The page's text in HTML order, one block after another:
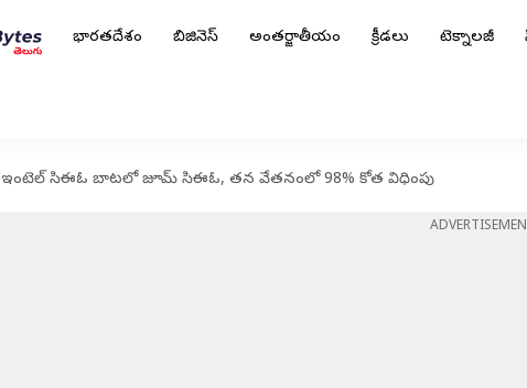
భారతదేశం బిజినెస్ అంతర్జాతీయం క్రీడలు టెక్నాలజీ
ఇంటెల్ సిఈఓ బాటలో జూమ్ సిఈఓ, తన వేతనంలో 98% కోత విధింపు